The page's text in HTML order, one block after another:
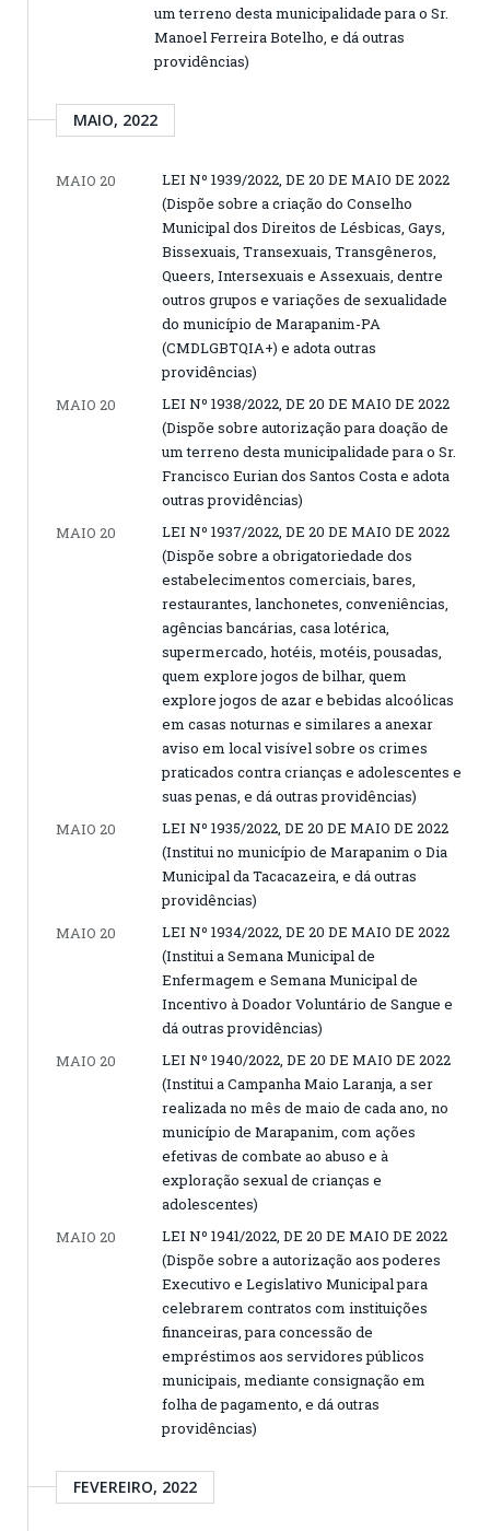
um terreno desta municipalidade para o Sr.
Manoel Ferreira Botelho, e dá outras
providências)
MAIO, 2022
MAIO 20
LEI Nº 1939/2022, DE 20 DE MAIO DE 2022
(Dispõe sobre a criação do Conselho
Municipal dos Direitos de Lésbicas, Gays,
Bissexuais, Transexuais, Transgêneros,
Queers, Intersexuais e Assexuais, dentre
outros grupos e variações de sexualidade
do município de Marapanim-PA
(CMDLGBTQIA+) e adota outras
providências)
MAIO 20
LEI Nº 1938/2022, DE 20 DE MAIO DE 2022
(Dispõe sobre autorização para doação de
um terreno desta municipalidade para o Sr.
Francisco Eurian dos Santos Costa e adota
outras providências)
MAIO 20
LEI Nº 1937/2022, DE 20 DE MAIO DE 2022
(Dispõe sobre a obrigatoriedade dos
estabelecimentos comerciais, bares,
restaurantes, lanchonetes, conveniências,
agências bancárias, casa lotérica,
supermercado, hotéis, motéis, pousadas,
quem explore jogos de bilhar, quem
explore jogos de azar e bebidas alcoólicas
em casas noturnas e similares a anexar
aviso em local visível sobre os crimes
praticados contra crianças e adolescentes e
suas penas, e dá outras providências)
MAIO 20
LEI Nº 1935/2022, DE 20 DE MAIO DE 2022
(Institui no município de Marapanim o Dia
Municipal da Tacacazeira, e dá outras
providências)
MAIO 20
LEI Nº 1934/2022, DE 20 DE MAIO DE 2022
(Institui a Semana Municipal de
Enfermagem e Semana Municipal de
Incentivo à Doador Voluntário de Sangue e
dá outras providências)
MAIO 20
LEI Nº 1940/2022, DE 20 DE MAIO DE 2022
(Institui a Campanha Maio Laranja, a ser
realizada no mês de maio de cada ano, no
município de Marapanim, com ações
efetivas de combate ao abuso e à
exploração sexual de crianças e
adolescentes)
MAIO 20
LEI Nº 1941/2022, DE 20 DE MAIO DE 2022
(Dispõe sobre a autorização aos poderes
Executivo e Legislativo Municipal para
celebrarem contratos com instituições
financeiras, para concessão de
empréstimos aos servidores públicos
municipais, mediante consignação em
folha de pagamento, e dá outras
providências)
FEVEREIRO, 2022